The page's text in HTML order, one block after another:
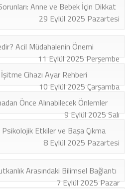
Anne ve Bebek İçin Dikkat
29 Eylül 2025 Pazartesi
Acil Müdahalenin Önemi
11 Eylül 2025 Perşembe
İşitme Cihazı Ayar Rehberi
10 Eylül 2025 Çarşamba
Önce Alınabilecek Önlemler
9 Eylül 2025 Salı
Etkiler ve Başa Çıkma
8 Eylül 2025 Pazartesi
Arasındaki Bilimsel Bağlantı
7 Eylül 2025 Pazar